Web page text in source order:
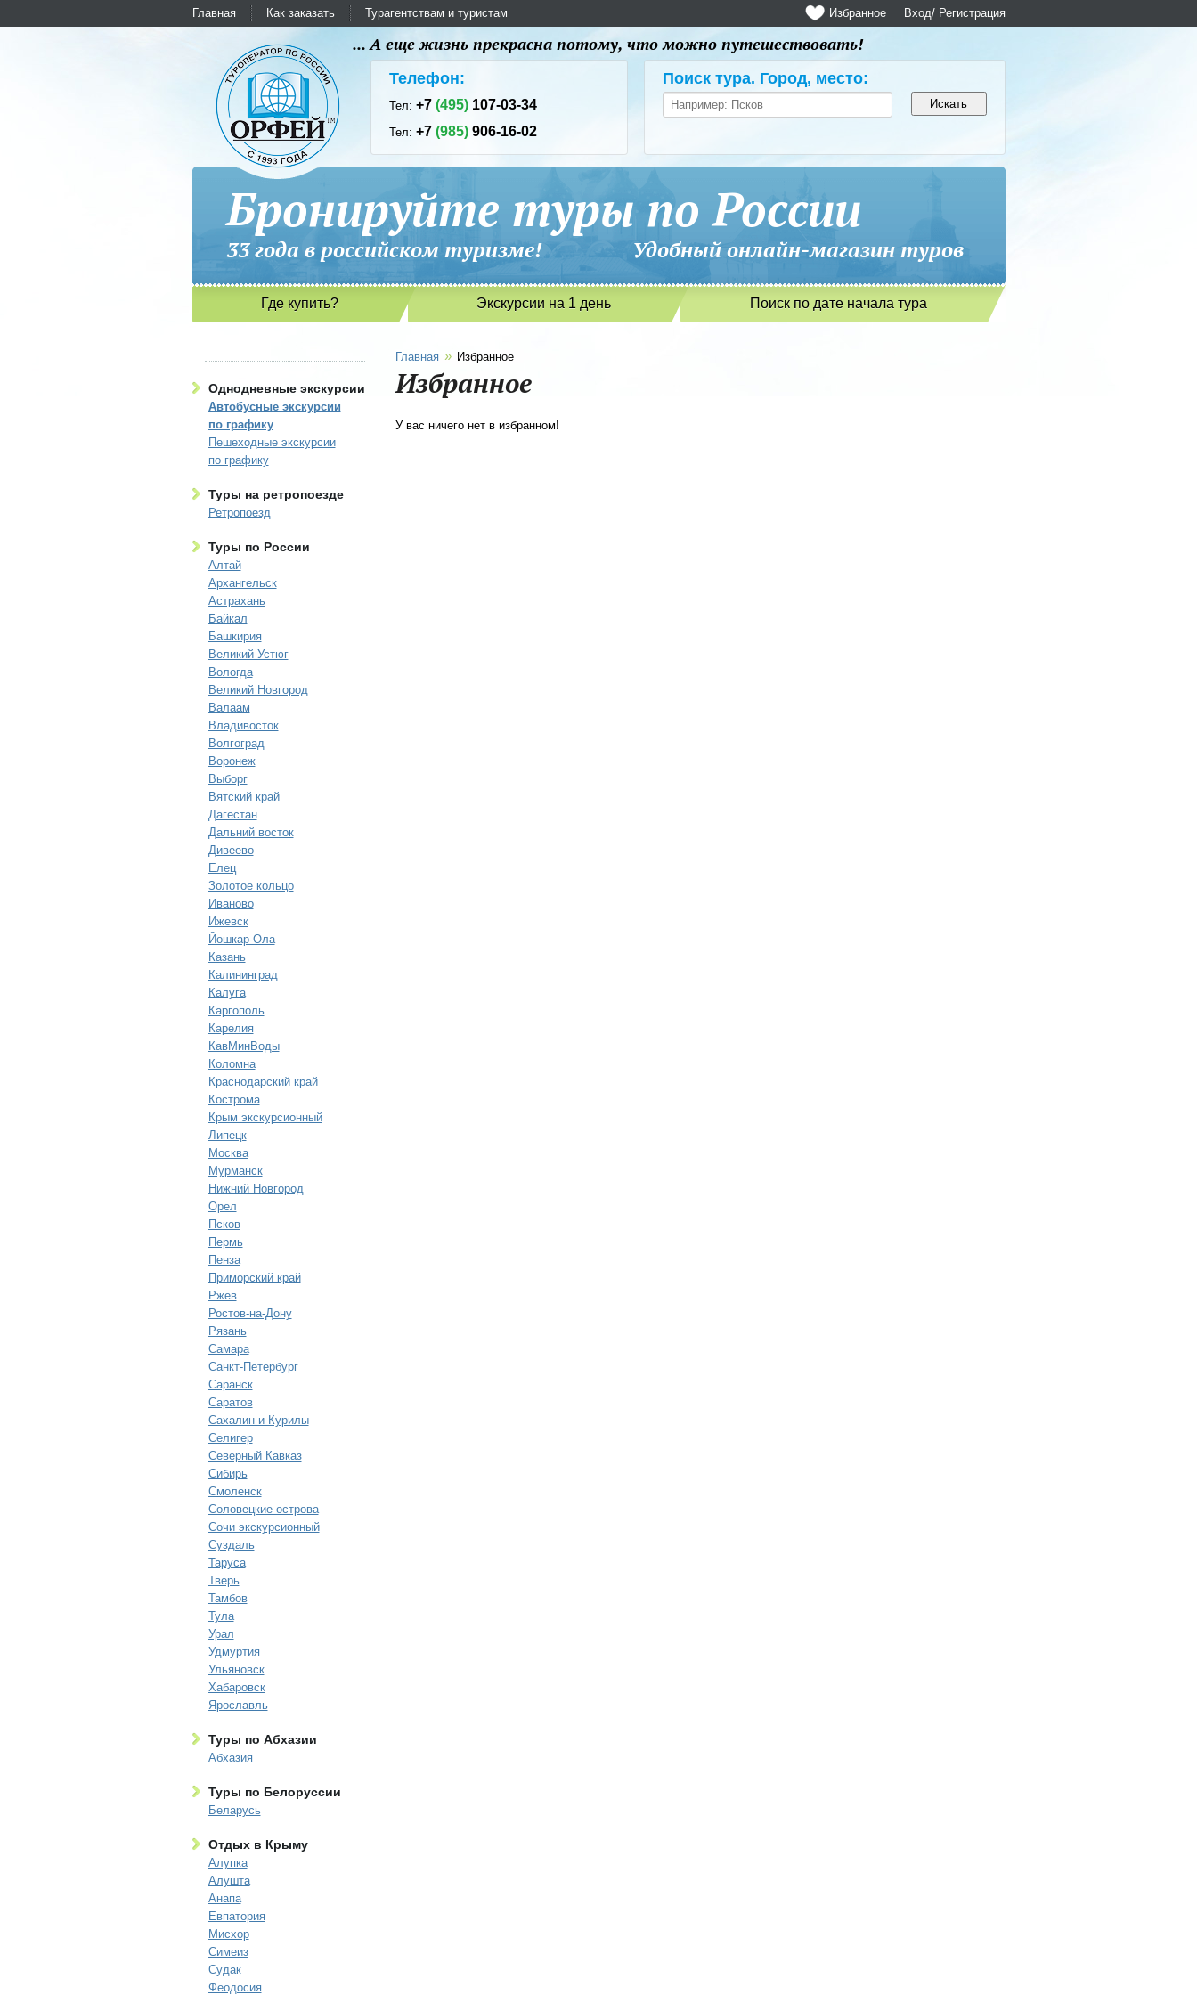
Главная Как заказать Турагентствам и туристам Вход/ Регистрация
Избранное
... А еще жизнь прекрасна потому, что можно путешествовать!
Телефон:
Тел:+7(495) 107-03-34
Тел:+7(985) 906-16-02
Поиск тура. Город, место:
Бронируйте туры по России
33 года в российском туризме! Удобный онлайн-магазин туров
Где купить? Экскурсии на 1 день Поиск по дате начала тура
Однодневные экскурсии
Автобусные экскурсии
по графику
Пешеходные экскурсии
по графику
Туры на ретропоезде
Ретропоезд
Туры по России
Алтай
Архангельск
Астрахань
Байкал
Башкирия
Великий Устюг
Вологда
Великий Новгород
Валаам
Владивосток
Волгоград
Воронеж
Выборг
Вятский край
Дагестан
Дальний восток
Дивеево
Елец
Золотое кольцо
Иваново
Ижевск
Йошкар-Ола
Казань
Калининград
Калуга
Каргополь
Карелия
КавМинВоды
Коломна
Краснодарский край
Кострома
Крым экскурсионный
Липецк
Москва
Мурманск
Нижний Новгород
Орел
Псков
Пермь
Пенза
Приморский край
Ржев
Ростов-на-Дону
Рязань
Самара
Санкт-Петербург
Саранск
Саратов
Сахалин и Курилы
Селигер
Северный Кавказ
Сибирь
Смоленск
Соловецкие острова
Сочи экскурсионный
Суздаль
Таруса
Тверь
Тамбов
Тула
Урал
Удмуртия
Ульяновск
Хабаровск
Ярославль
Туры по Абхазии
Абхазия
Туры по Белоруссии
Беларусь
Отдых в Крыму
Алупка
Алушта
Анапа
Евпатория
Мисхор
Симеиз
Судак
Феодосия
Главная » Избранное
Избранное
У вас ничего нет в избранном!